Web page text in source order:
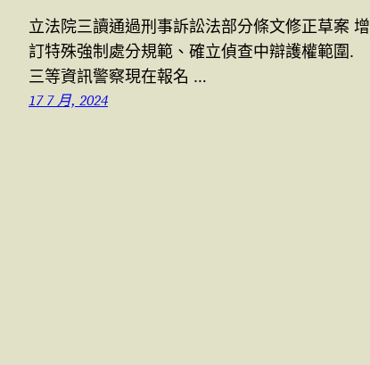
立法院三讀通過刑事訴訟法部分條文修正草案 增
訂特殊強制處分規範、確立偵查中辯護權範圍.
三等資訊警察現在報名 …
17 7 月, 2024